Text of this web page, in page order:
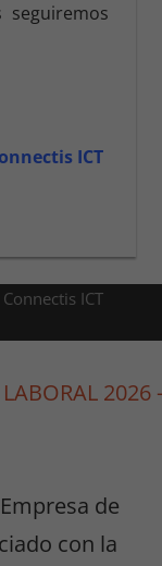
ICT
ICT
2026
de
con la